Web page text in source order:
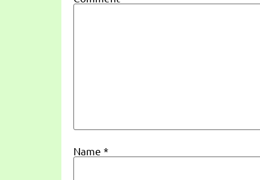
Name *